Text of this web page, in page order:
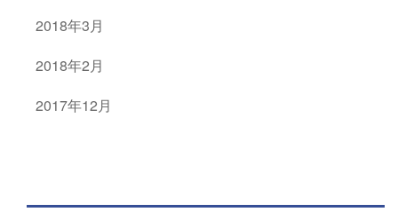
2018年3月
2018年2月
2017年12月